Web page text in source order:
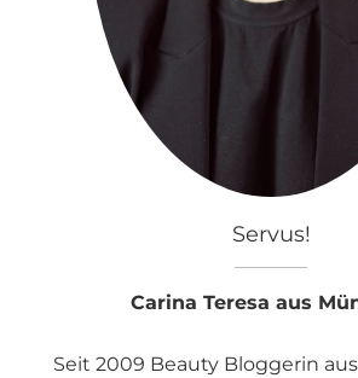
Servus!
Carina Teresa aus
Seit 2009 Beauty Bloggerin